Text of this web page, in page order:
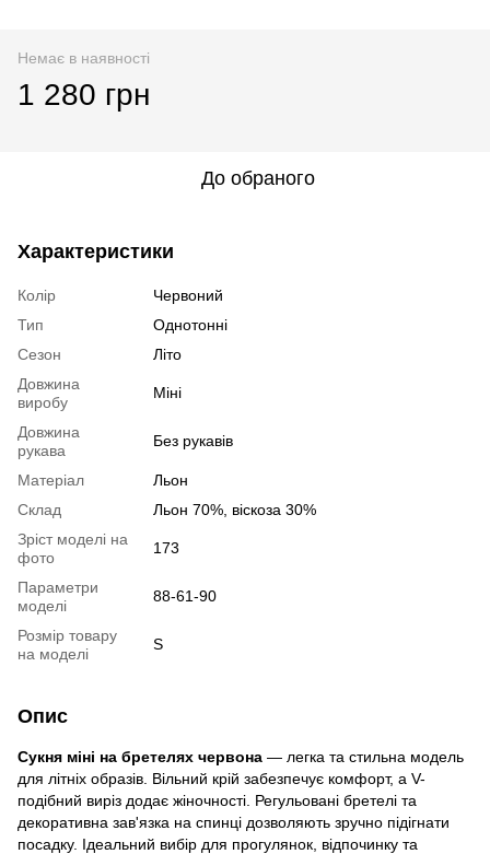
Немає в наявності
1 280 грн
До обраного
Характеристики
Колір
Червоний
Тип
Однотонні
Сезон
Літо
Довжина
виробу
Міні
Довжина
рукава
Без рукавів
Матеріал
Льон
Склад
Льон 70%, віскоза 30%
Зріст моделі на
фото
173
Параметри
моделі
88-61-90
Розмір товару
на моделі
S
Опис
Сукня міні на бретелях червона — легка та стильна модель
для літніх образів. Вільний крій забезпечує комфорт, а V-
подібний виріз додає жіночності. Регульовані бретелі та
декоративна зав'язка на спинці дозволяють зручно підігнати
посадку. Ідеальний вибір для прогулянок, відпочинку та